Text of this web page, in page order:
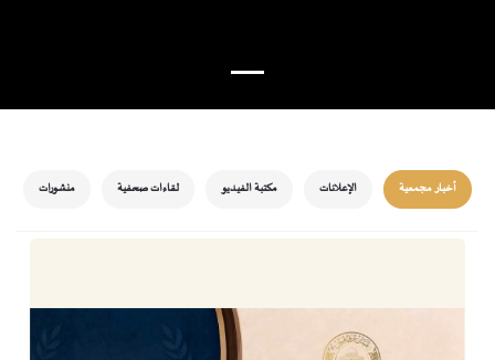
أخبار مجمعية الإعلانات مكتبة الفيديو لقاءات صحفية منشورات